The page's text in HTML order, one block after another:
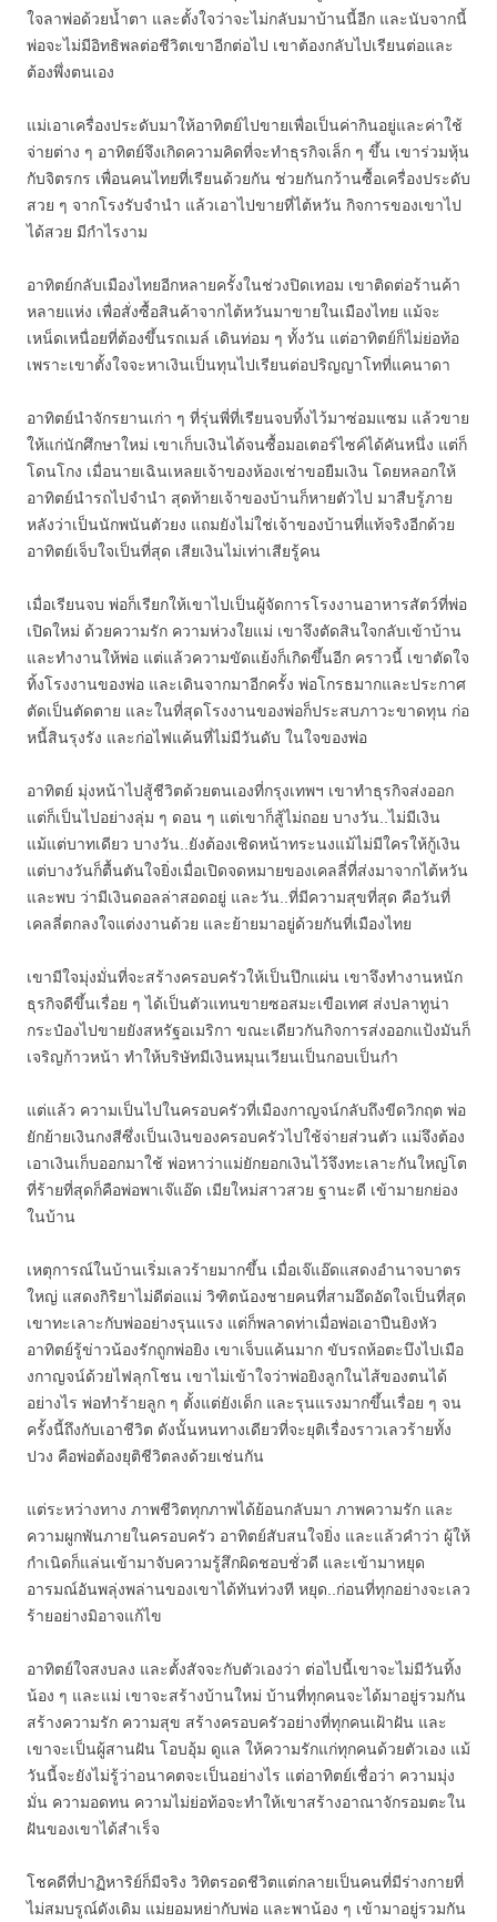
ใจลาพ่อด้วยน้ำตา และตั้งใจว่าจะไม่กลับมาบ้านนี้อีก และนับจากนี้
พ่อจะไม่มีอิทธิพลต่อชีวิตเขาอีกต่อไป เขาต้องกลับไปเรียนต่อและ
ต้องพึ่งตนเอง
แม่เอาเครื่องประดับมาให้อาทิตย์ไปขายเพื่อเป็นค่ากินอยู่และค่าใช้
จ่ายต่าง ๆ อาทิตย์จึงเกิดความคิดที่จะทำธุรกิจเล็ก ๆ ขึ้น เขาร่วมหุ้น
กับจิตรกร เพื่อนคนไทยที่เรียนด้วยกัน ช่วยกันกว้านซื้อเครื่องประดับ
สวย ๆ จากโรงรับจำนำ แล้วเอาไปขายที่ไต้หวัน กิจการของเขาไป
ได้สวย มีกำไรงาม
อาทิตย์กลับเมืองไทยอีกหลายครั้งในช่วงปิดเทอม เขาติดต่อร้านค้า
หลายแห่ง เพื่อสั่งซื้อสินค้าจากไต้หวันมาขายในเมืองไทย แม้จะ
เหน็ดเหนื่อยที่ต้องขึ้นรถเมล์ เดินท่อม ๆ ทั้งวัน แต่อาทิตย์ก็ไม่ย่อท้อ
เพราะเขาตั้งใจจะหาเงินเป็นทุนไปเรียนต่อปริญญาโทที่แคนาดา
อาทิตย์นำจักรยานเก่า ๆ ที่รุ่นพี่ที่เรียนจบทิ้งไว้มาซ่อมแซม แล้วขาย
ให้แก่นักศึกษาใหม่ เขาเก็บเงินได้จนซื้อมอเตอร์ไซค์ได้คันหนึ่ง แต่ก็
โดนโกง เมื่อนายเฉินเหลยเจ้าของห้องเช่าขอยืมเงิน โดยหลอกให้
อาทิตย์นำรถไปจำนำ สุดท้ายเจ้าของบ้านก็หายตัวไป มาสืบรู้ภาย
หลังว่าเป็นนักพนันตัวยง แถมยังไม่ใช่เจ้าของบ้านที่แท้จริงอีกด้วย
อาทิตย์เจ็บใจเป็นที่สุด เสียเงินไม่เท่าเสียรู้คน
เมื่อเรียนจบ พ่อก็เรียกให้เขาไปเป็นผู้จัดการโรงงานอาหารสัตว์ที่พ่อ
เปิดใหม่ ด้วยความรัก ความห่วงใยแม่ เขาจึงตัดสินใจกลับเข้าบ้าน
และทำงานให้พ่อ แต่แล้วความขัดแย้งก็เกิดขึ้นอีก คราวนี้ เขาตัดใจ
ทิ้งโรงงานของพ่อ และเดินจากมาอีกครั้ง พ่อโกรธมากและประกาศ
ตัดเป็นตัดตาย และในที่สุดโรงงานของพ่อก็ประสบภาวะขาดทุน ก่อ
หนี้สินรุงรัง และก่อไฟแค้นที่ไม่มีวันดับ ในใจของพ่อ
อาทิตย์ มุ่งหน้าไปสู้ชีวิตด้วยตนเองที่กรุงเทพฯ เขาทำธุรกิจส่งออก
แต่ก็เป็นไปอย่างลุ่ม ๆ ดอน ๆ แต่เขาก็สู้ไม่ถอย บางวัน..ไม่มีเงิน
แม้แต่บาทเดียว บางวัน..ยังต้องเชิดหน้าทระนงแม้ไม่มีใครให้กู้เงิน
แต่บางวันก็ตื้นตันใจยิ่งเมื่อเปิดจดหมายของเคลลี่ที่ส่งมาจากไต้หวัน
และพบ ว่ามีเงินดอลล่าสอดอยู่ และวัน..ที่มีความสุขที่สุด คือวันที่
เคลลี่ตกลงใจแต่งงานด้วย และย้ายมาอยู่ด้วยกันที่เมืองไทย
เขามีใจมุ่งมั่นที่จะสร้างครอบครัวให้เป็นปึกแผ่น เขาจึงทำงานหนัก
ธุรกิจดีขึ้นเรื่อย ๆ ได้เป็นตัวแทนขายซอสมะเขือเทศ ส่งปลาทูน่า
กระป๋องไปขายยังสหรัฐอเมริกา ขณะเดียวกันกิจการส่งออกแป้งมันก็
เจริญก้าวหน้า ทำให้บริษัทมีเงินหมุนเวียนเป็นกอบเป็นกำ
แต่แล้ว ความเป็นไปในครอบครัวที่เมืองกาญจน์กลับถึงขีดวิกฤต พ่อ
ยักย้ายเงินกงสีซึ่งเป็นเงินของครอบครัวไปใช้จ่ายส่วนตัว แม่จึงต้อง
เอาเงินเก็บออกมาใช้ พ่อหาว่าแม่ยักยอกเงินไว้จึงทะเลาะกันใหญ่โต
ที่ร้ายที่สุดก็คือพ่อพาเจ๊แอ๊ด เมียใหม่สาวสวย ฐานะดี เข้ามายกย่อง
ในบ้าน
เหตุการณ์ในบ้านเริ่มเลวร้ายมากขึ้น เมื่อเจ๊แอ๊ดแสดงอำนาจบาตร
ใหญ่ แสดงกิริยาไม่ดีต่อแม่ วิฑิตน้องชายคนที่สามอึดอัดใจเป็นที่สุด
เขาทะเลาะกับพ่ออย่างรุนแรง แต่ก็พลาดท่าเมื่อพ่อเอาปืนยิงหัว
อาทิตย์รู้ข่าวน้องรักถูกพ่อยิง เขาเจ็บแค้นมาก ขับรถห้อตะบึงไปเมือ
งกาญจน์ด้วยไฟลุกโชน เขาไม่เข้าใจว่าพ่อยิงลูกในไส้ของตนได้
อย่างไร พ่อทำร้ายลูก ๆ ตั้งแต่ยังเด็ก และรุนแรงมากขึ้นเรื่อย ๆ จน
ครั้งนี้ถึงกับเอาชีวิต ดังนั้นหนทางเดียวที่จะยุติเรื่องราวเลวร้ายทั้ง
ปวง คือพ่อต้องยุติชีวิตลงด้วยเช่นกัน
แต่ระหว่างทาง ภาพชีวิตทุกภาพได้ย้อนกลับมา ภาพความรัก และ
ความผูกพันภายในครอบครัว อาทิตย์สับสนใจยิ่ง และแล้วคำว่า ผู้ให้
กำเนิดก็แล่นเข้ามาจับความรู้สึกผิดชอบชั่วดี และเข้ามาหยุด
อารมณ์อันพลุ่งพล่านของเขาได้ทันท่วงที หยุด..ก่อนที่ทุกอย่างจะเลว
ร้ายอย่างมิอาจแก้ไข
อาทิตย์ใจสงบลง และตั้งสัจจะกับตัวเองว่า ต่อไปนี้เขาจะไม่มีวันทิ้ง
น้อง ๆ และแม่ เขาจะสร้างบ้านใหม่ บ้านที่ทุกคนจะได้มาอยู่รวมกัน
สร้างความรัก ความสุข สร้างครอบครัวอย่างที่ทุกคนเฝ้าฝัน และ
เขาจะเป็นผู้สานฝัน โอบอุ้ม ดูแล ให้ความรักแก่ทุกคนด้วยตัวเอง แม้
วันนี้จะยังไม่รู้ว่าอนาคตจะเป็นอย่างไร แต่อาทิตย์เชื่อว่า ความมุ่ง
มั่น ความอดทน ความไม่ย่อท้อจะทำให้เขาสร้างอาณาจักรอมตะใน
ฝันของเขาได้สำเร็จ
โชคดีที่ปาฏิหาริย์ก็มีจริง วิทิตรอดชีวิตแต่กลายเป็นคนที่มีร่างกายที่
ไม่สมบรูณ์ดังเดิม แม่ยอมหย่ากับพ่อ และพาน้อง ๆ เข้ามาอยู่รวมกัน